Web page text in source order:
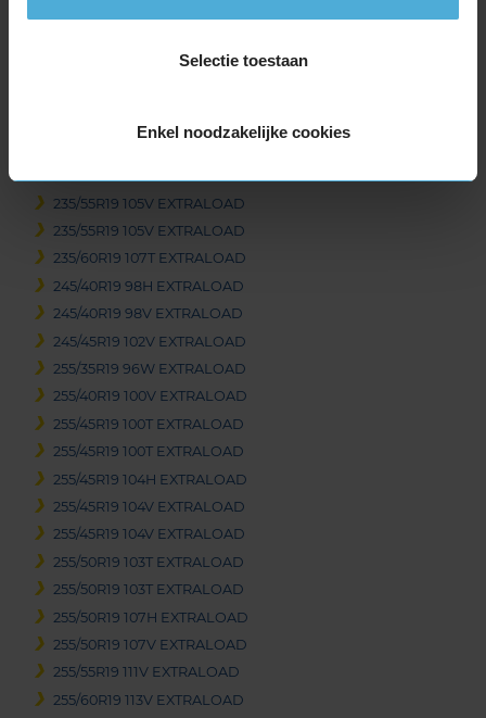
Selectie toestaan
Enkel noodzakelijke cookies
235/50R19 103V EXTRALOAD
235/55R19 105V EXTRALOAD
235/55R19 105V EXTRALOAD
235/60R19 107T EXTRALOAD
245/40R19 98H EXTRALOAD
245/40R19 98V EXTRALOAD
245/45R19 102V EXTRALOAD
255/35R19 96W EXTRALOAD
255/40R19 100V EXTRALOAD
255/45R19 100T EXTRALOAD
255/45R19 100T EXTRALOAD
255/45R19 104H EXTRALOAD
255/45R19 104V EXTRALOAD
255/45R19 104V EXTRALOAD
255/50R19 103T EXTRALOAD
255/50R19 103T EXTRALOAD
255/50R19 107H EXTRALOAD
255/50R19 107V EXTRALOAD
255/55R19 111V EXTRALOAD
255/60R19 113V EXTRALOAD